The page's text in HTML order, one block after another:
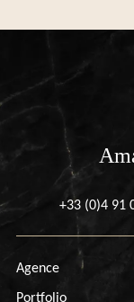
+33 (0)4 91
Agence
Portfolio